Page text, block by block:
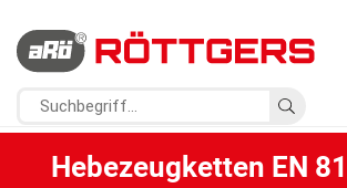
Hebezeugketten EN